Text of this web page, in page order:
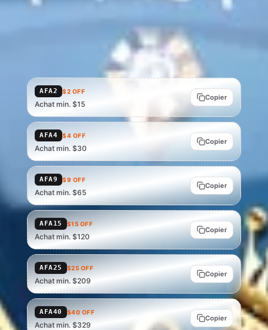
Codes pour your region · à appliquer au paiement AliExpress, en
Codes des États-Unis affichés — le Brésil, le Mexique et le
Royaume-Uni ont leurs propres tableaux. Dans les autres
marchés, vérifiez le code applicable au paiement AliExpress.
AFA2 $2 OFF
Achat min. $15
Copier
AFA4 $4 OFF
Achat min. $30
Copier
AFA9 $9 OFF
Achat min. $65
Copier
AFA15 $15 OFF
Achat min. $120
Copier
AFA25 $25 OFF
Achat min. $209
Copier
AFA40 $40 OFF
Achat min. $329
Copier